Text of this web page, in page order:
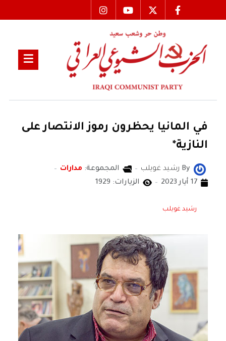
في المانيا يحظرون رموز الانتصار على
النازية*
By رشيد غويلب المجموعة: مدارات
17 أيار 2023
الزيارات: 1929
رشيد غويلب